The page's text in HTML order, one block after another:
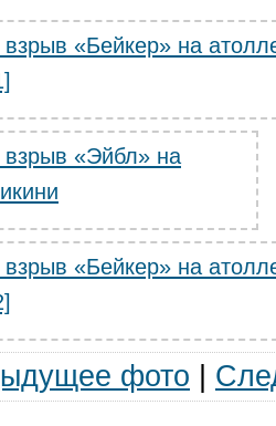
«Бейкер» на
«Эйбл» на
«Бейкер» на
фото